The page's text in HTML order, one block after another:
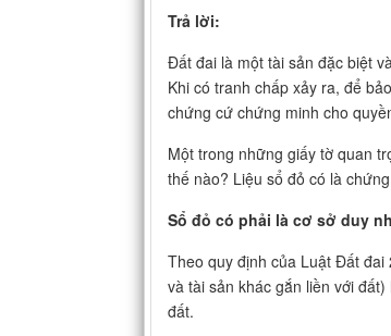
Trả lời:
Đất đai là một tài sản đặc biệt
Khi có tranh chấp xảy ra, để
chứng cứ chứng minh cho
Một trong những giấy tờ quan
thế nào? Liệu sổ đỏ có là
Sổ đỏ có phải là cơ sở duy
Theo quy định của Luật Đất
và tài sản khác gắn liền với
đất.